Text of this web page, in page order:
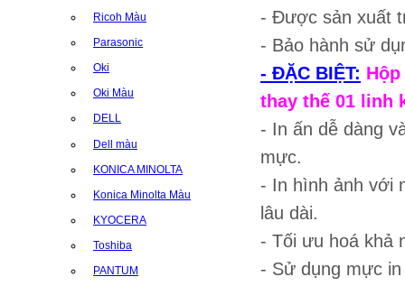
Ricoh Màu
Parasonic
Oki
Oki Màu
DELL
Dell màu
KONICA MINOLTA
Konica Minolta Màu
KYOCERA
Toshiba
PANTUM
- Được sản xuất
- Bảo hành sử
- ĐẶC BIỆT:
thay thế 01 linh
- In ấn dễ dàng
mực.
- In hình ảnh với
lâu dài.
- Tối ưu hoá khả
- Sử dụng mực